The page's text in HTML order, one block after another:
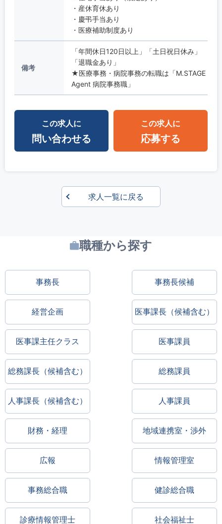
・産休育休あり
・慶弔手当あり
・医療補助制度あり
備考
「年間休日120日以上」「土日祝日休み」
「退職金あり」
★医療事務・病院事務の転職は「M.STAGE
Agent 病院事務職」
この求人に
問い合わせる
この求人に
応募する
求人一覧に戻る
職種から探す
事務長 事務長候補
経営企画 医事課長（候補含む）
医事課主任クラス 医事課員
総務課長（候補含む） 総務課員
人事課長（候補含む） 人事課員
財務・経理 地域連携室・渉外
広報 情報管理室
事務総合職 健診総合職
診療情報管理士 社会福祉士